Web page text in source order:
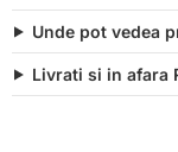
Unde pot vedea
Livrati si in afara